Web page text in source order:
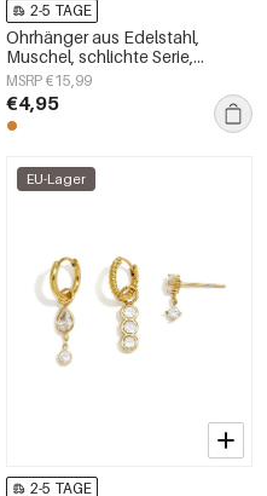
2-5 TAGE
Ohrhänger aus Edelstahl,
Muschel, schlichte Serie,
Damenschmuck
MSRP €15,99
€4,95
EU-Lager
2-5 TAGE